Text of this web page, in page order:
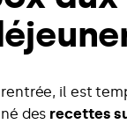
il est
des recettes